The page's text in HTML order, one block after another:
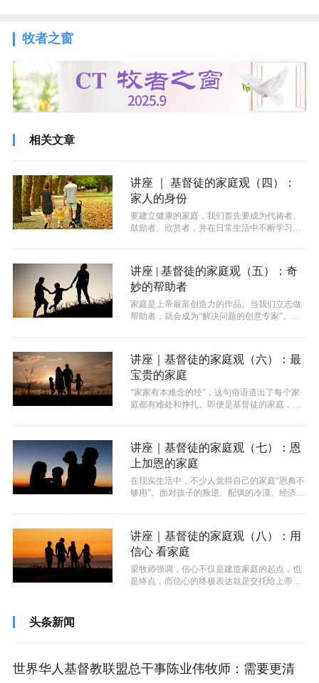
牧者之窗
相关文章
讲座 ｜ 基督徒的家庭观（四）：
家人的身份
要建立健康的家庭，我们首先要成为代祷者、
鼓励者、欣赏者，并在日常生活中不断学习和
讲座 | 基督徒的家庭观（五）：奇
妙的帮助者
家庭是上帝最富创造力的作品。当我们立志做
帮助者，就会成为“解决问题的创意专家”。对
讲座｜基督徒的家庭观（六）：最
宝贵的家庭
“家家有本难念的经”，这句俗语道出了每个家
庭都有难处和挣扎。即便是基督徒的家庭，也
讲座｜基督徒的家庭观（七）：恩
上加恩的家庭
在现实生活中，不少人觉得自己的家庭“恩典不
够用”。面对孩子的叛逆、配偶的冷漠、经济的
讲座｜基督徒的家庭观（八）：用
信心 看家庭
梁牧师强调，信心不仅是建造家庭的起点，也
是终点，而信心的终极表达就是交托给上帝。
头条新闻
世界华人基督教联盟总干事陈业伟牧师：需要更清